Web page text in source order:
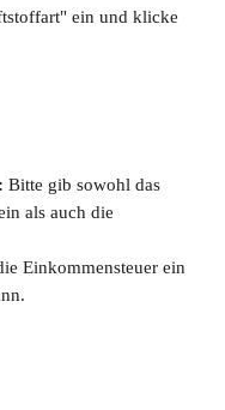
ein und klicke
Bitte gib sowohl das
als auch die
Einkommensteuer ein